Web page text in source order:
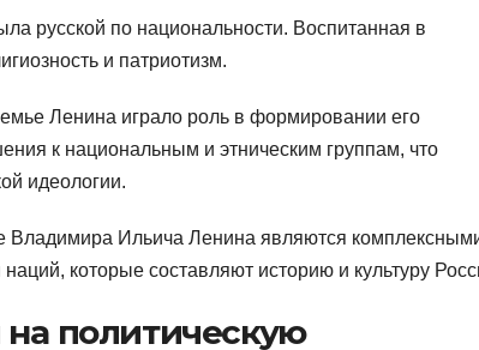
русской по национальности. Воспитанная в
и патриотизм.
Ленина играло роль в формировании его
к национальным и этническим группам, что
идеологии.
Владимира Ильича Ленина являются
которые составляют историю и культуру
политическую